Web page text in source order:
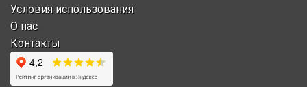
Условия использования
О нас
Контакты